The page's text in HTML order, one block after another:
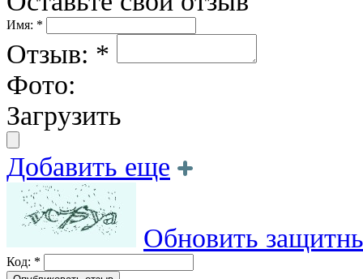
Имя: *
Отзыв: *
Фото:
Загрузить
Добавить еще
Обновить
Код: *